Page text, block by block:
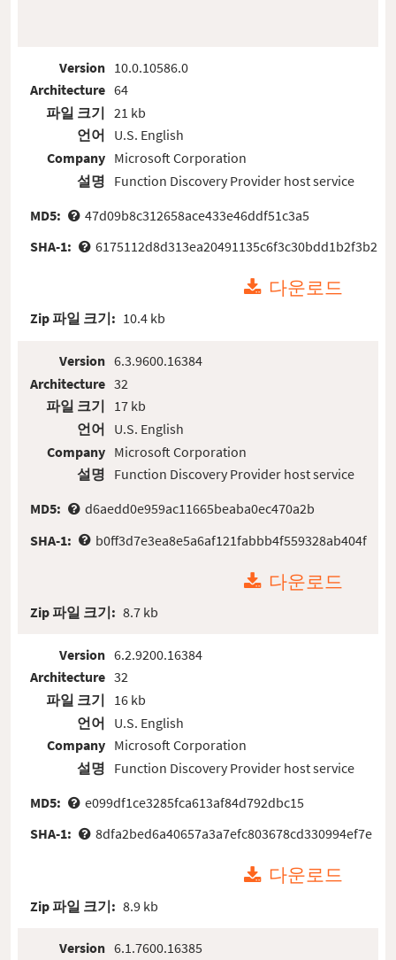
Version
Architecture
파일 크기
언어
Company
설명
10.0.10586.0
64
21 kb
U.S. English
Microsoft Corporation
Function Discovery Provider host service
MD5:
47d09b8c312658ace433e46ddf51c3a5
SHA-1:
6175112d8d313ea20491135c6f3c30bdd1b2f3b2
다운로드
Zip 파일 크기: 10.4 kb
Version
Architecture
파일 크기
언어
Company
설명
6.3.9600.16384
32
17 kb
U.S. English
Microsoft Corporation
Function Discovery Provider host service
MD5:
d6aedd0e959ac11665beaba0ec470a2b
SHA-1:
b0ff3d7e3ea8e5a6af121fabbb4f559328ab404f
다운로드
Zip 파일 크기: 8.7 kb
Version
Architecture
파일 크기
언어
Company
설명
6.2.9200.16384
32
16 kb
U.S. English
Microsoft Corporation
Function Discovery Provider host service
MD5:
e099df1ce3285fca613af84d792dbc15
SHA-1:
8dfa2bed6a40657a3a7efc803678cd330994ef7e
다운로드
Zip 파일 크기: 8.9 kb
Version 6.1.7600.16385